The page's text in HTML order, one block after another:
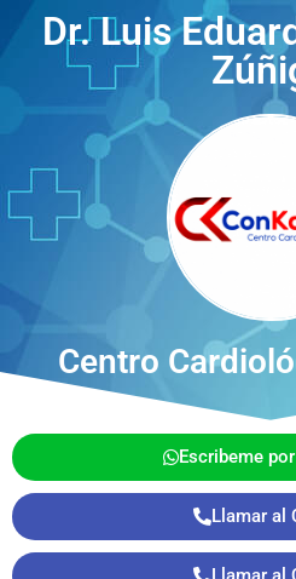
Dr. Luis
Centro
Escribeme
Llamar al